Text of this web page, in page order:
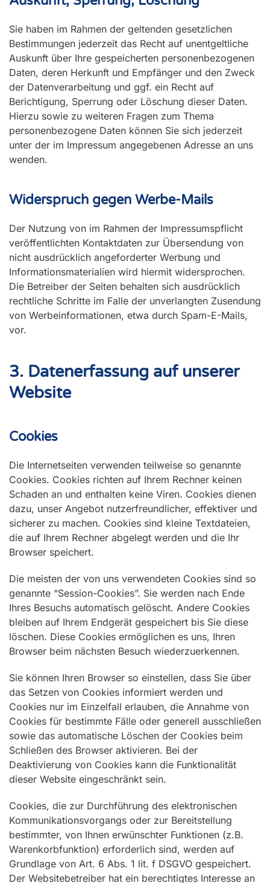
Sie haben im Rahmen der geltenden gesetzlichen
Bestimmungen jederzeit das Recht auf unentgeltliche
Auskunft über Ihre gespeicherten personenbezogenen
Daten, deren Herkunft und Empfänger und den Zweck
der Datenverarbeitung und ggf. ein Recht auf
Berichtigung, Sperrung oder Löschung dieser Daten.
Hierzu sowie zu weiteren Fragen zum Thema
personenbezogene Daten können Sie sich jederzeit
unter der im Impressum angegebenen Adresse an uns
wenden.
Widerspruch gegen Werbe-Mails
Der Nutzung von im Rahmen der Impressumspflicht
veröffentlichten Kontaktdaten zur Übersendung von
nicht ausdrücklich angeforderter Werbung und
Informationsmaterialien wird hiermit widersprochen.
Die Betreiber der Seiten behalten sich ausdrücklich
rechtliche Schritte im Falle der unverlangten Zusendung
von Werbeinformationen, etwa durch Spam-E-Mails,
vor.
3. Datenerfassung auf unserer
Website
Cookies
Die Internetseiten verwenden teilweise so genannte
Cookies. Cookies richten auf Ihrem Rechner keinen
Schaden an und enthalten keine Viren. Cookies dienen
dazu, unser Angebot nutzerfreundlicher, effektiver und
sicherer zu machen. Cookies sind kleine Textdateien,
die auf Ihrem Rechner abgelegt werden und die Ihr
Browser speichert.
Die meisten der von uns verwendeten Cookies sind so
genannte “Session-Cookies”. Sie werden nach Ende
Ihres Besuchs automatisch gelöscht. Andere Cookies
bleiben auf Ihrem Endgerät gespeichert bis Sie diese
löschen. Diese Cookies ermöglichen es uns, Ihren
Browser beim nächsten Besuch wiederzuerkennen.
Sie können Ihren Browser so einstellen, dass Sie über
das Setzen von Cookies informiert werden und
Cookies nur im Einzelfall erlauben, die Annahme von
Cookies für bestimmte Fälle oder generell ausschließen
sowie das automatische Löschen der Cookies beim
Schließen des Browser aktivieren. Bei der
Deaktivierung von Cookies kann die Funktionalität
dieser Website eingeschränkt sein.
Cookies, die zur Durchführung des elektronischen
Kommunikationsvorgangs oder zur Bereitstellung
bestimmter, von Ihnen erwünschter Funktionen (z.B.
Warenkorbfunktion) erforderlich sind, werden auf
Grundlage von Art. 6 Abs. 1 lit. f DSGVO gespeichert.
Der Websitebetreiber hat ein berechtigtes Interesse an